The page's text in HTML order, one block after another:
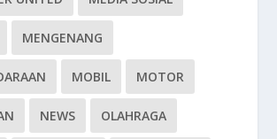
MENGENANG
MOBIL MOTOR
NEWS OLAHRAGA